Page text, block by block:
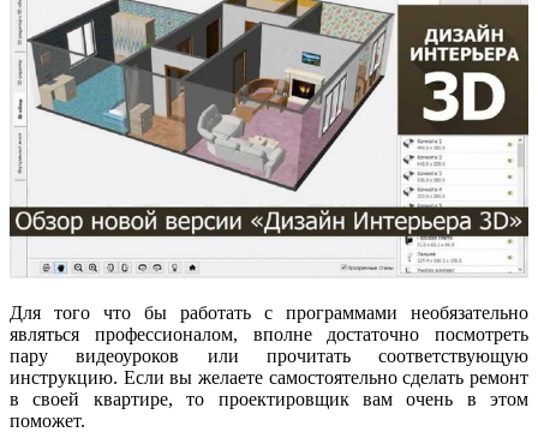
Для того что бы работать с программами необязательно
являться профессионалом, вполне достаточно посмотреть
пару видеоуроков или прочитать соответствующую
инструкцию. Если вы желаете самостоятельно сделать ремонт
в своей квартире, то проектировщик вам очень в этом
поможет.